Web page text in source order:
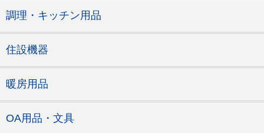
調理・キッチン用品
住設機器
暖房用品
OA用品・文具